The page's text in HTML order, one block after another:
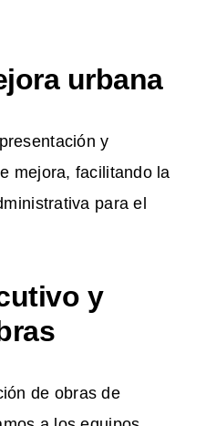
urbana
y
mejora, facilitando la
para el
y
de obras de